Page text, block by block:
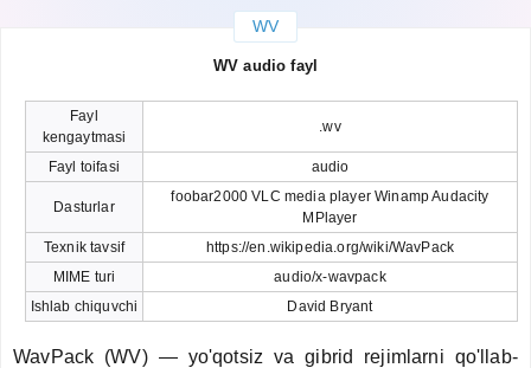
WV
WV audio fayl
Fayl
kengaytmasi
.wv
Fayl toifasi audio
Dasturlar
foobar2000 VLC media player Winamp Audacity
MPlayer
Texnik tavsif
https://en.wikipedia.org/wiki/WavPack
MIME turi
audio/x-wavpack
Ishlab chiquvchi
David Bryant
WavPack (WV) — yo'qotsiz va gibrid rejimlarni qo'llab-